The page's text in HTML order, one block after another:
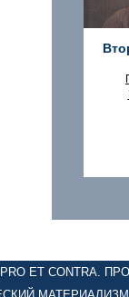
ET CONTRA.